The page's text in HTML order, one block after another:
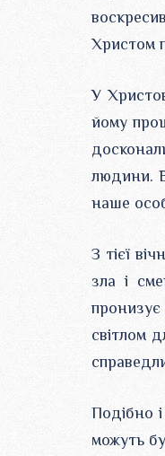
Христом
У
йому
людини.
наше
З тієї
зла і
пронизує
світлом
Подібно
можуть